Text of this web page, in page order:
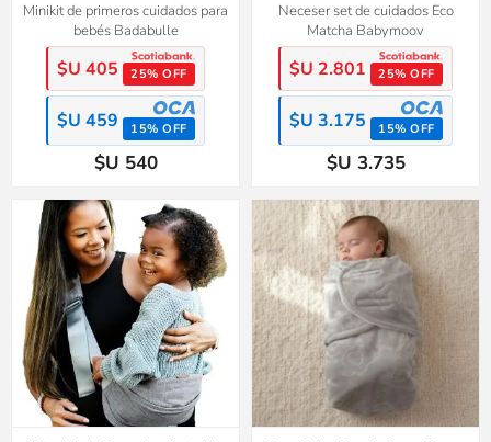
Minikit de primeros cuidados para
bebés Badabulle
$U 405 25% OFF
$U 459 15% OFF
$U 540
Neceser set de cuidados Eco
Matcha Babymoov
$U 2.801 25% OFF
$U 3.175 15% OFF
$U 3.735